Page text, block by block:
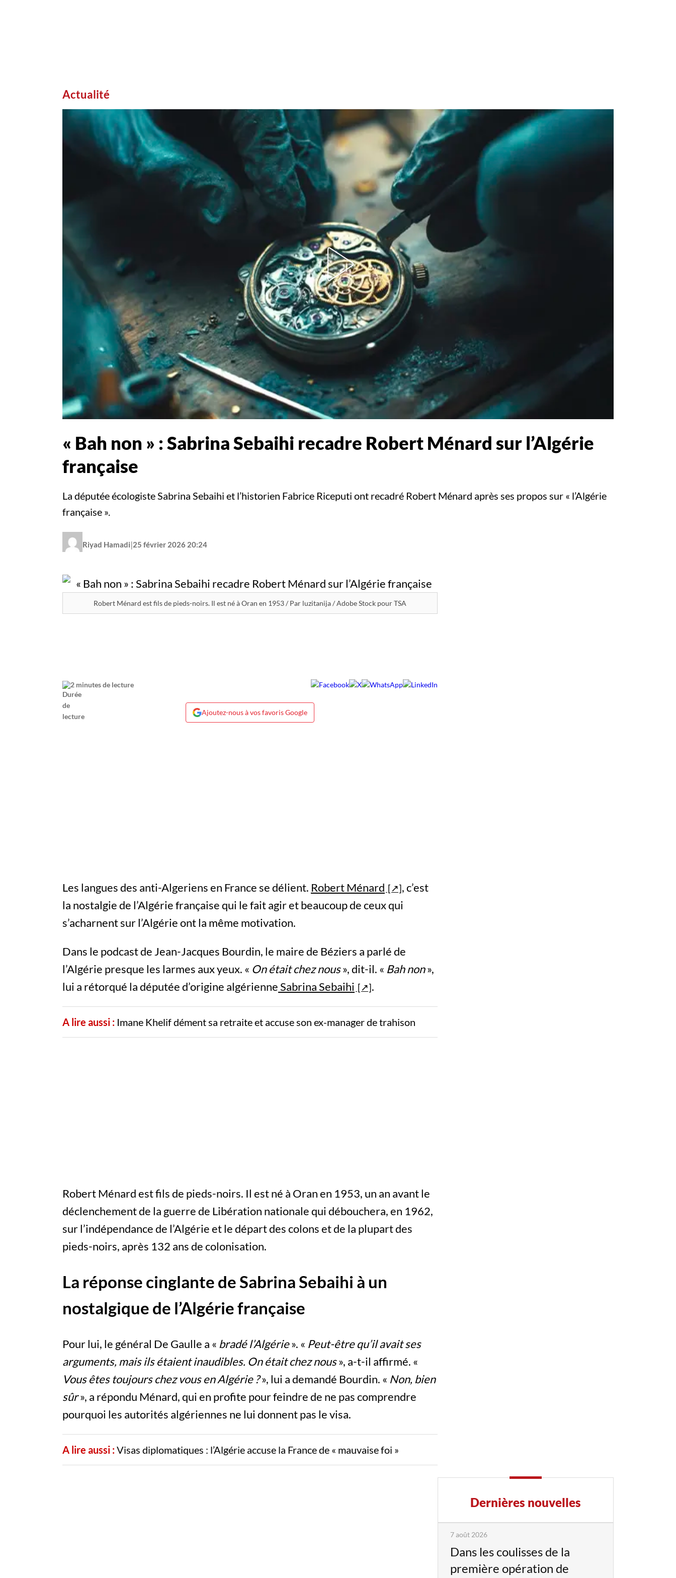
Actualité
« Bah non » : Sabrina Sebaihi recadre Robert Ménard sur l’Algérie
française
La députée écologiste Sabrina Sebaihi et l’historien Fabrice Riceputi ont recadré Robert Ménard après ses propos sur « l’Algérie
française ».
Riyad Hamadi|25 février 2026 20:24
Robert Ménard est fils de pieds-noirs. Il est né à Oran en 1953 / Par luzitanija / Adobe Stock pour TSA
2 minutes de lecture
Ajoutez-nous à vos favoris Google
Les langues des anti-Algeriens en France se délient. Robert Ménard
, c’est
la nostalgie de l’Algérie française qui le fait agir et beaucoup de ceux qui
s’acharnent sur l’Algérie ont la même motivation.
Dans le podcast de Jean-Jacques Bourdin, le maire de Béziers a parlé de
l’Algérie presque les larmes aux yeux. « On était chez nous», dit-il. « Bah non»,
lui a rétorqué la députée d’origine algérienneSabrina Sebaihi .
A lire aussi : Imane Khelif dément sa retraite et accuse son ex-manager de trahison
Robert Ménard est fils de pieds-noirs. Il est né à Oran en 1953, un an avant le
déclenchement de la guerre de Libération nationale qui débouchera, en 1962,
sur l’indépendance de l’Algérie et le départ des colons et de la plupart des
pieds-noirs, après 132 ans de colonisation.
La réponse cinglante de Sabrina Sebaihi à un
nostalgique de l’Algérie française
Pour lui, le général De Gaulle a « bradé l’Algérie». « Peut-être qu’il avait ses
arguments, mais ils étaient inaudibles. On était chez nous», a-t-il affirmé. «
Vous êtes toujours chez vous en Algérie ?», lui a demandé Bourdin. « Non, bien
sûr», a répondu Ménard, qui en profite pour feindre de ne pas comprendre
pourquoi les autorités algériennes ne lui donnent pas le visa.
A lire aussi :Visas diplomatiques : l’Algérie accuse la France de « mauvaise foi »
Dernières nouvelles
7 août 2026
Dans les coulisses de la
première opération de